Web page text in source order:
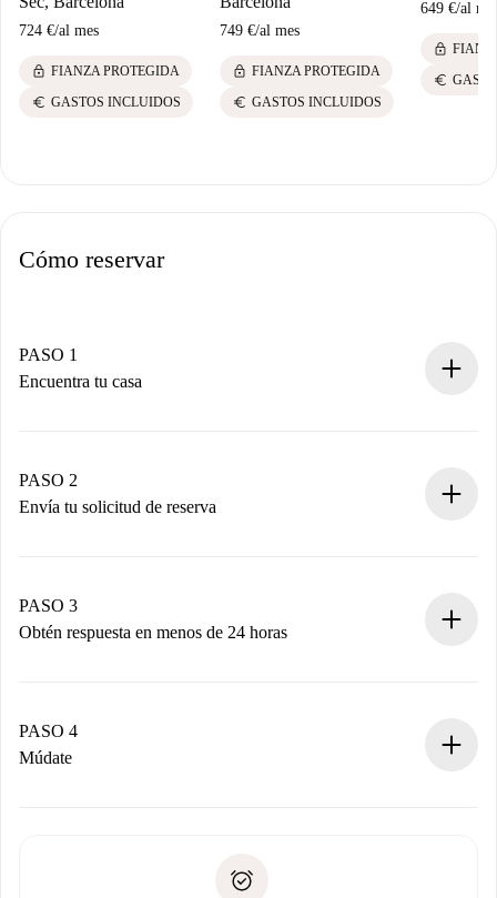
724 €/al mes
lock FIANZA PROTEGIDA
euro GASTOS INCLUIDOS
749 €/al mes
lock FIANZA PROTEGIDA
euro GASTOS INCLUIDOS
649 €/al
lock
euro
Cómo reservar
PASO 1
Encuentra tu casa
Tienes toda la información necesaria por adelantado.
PASO 2
Envía tu solicitud de reserva
propietario acepte.
PASO 3
Obtén respuesta en menos de 24 horas
contacto con el propietario.
Si es rechazada: No te haremos ningún cargo y te
Prueba de solvencia
PASO 4
Múdate
no nos comunicas ningún problema.